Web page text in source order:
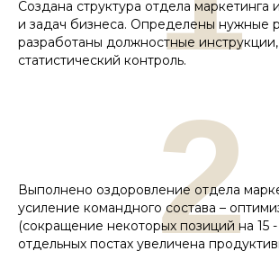
Создана структура отдела маркетинга
и задач бизнеса. Определены нужные
разработаны должностные
статистический контроль.
Выполнено оздоровление отдела
усиление командного состава –
(сокращение некоторых позиций на 15 -
отдельных постах увеличена
2